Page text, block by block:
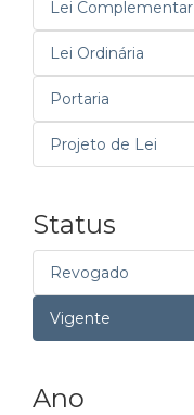
Lei Complementar
Lei Ordinária
Portaria
Projeto de Lei
Status
Revogado
Vigente
Ano